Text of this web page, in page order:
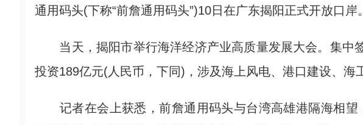
通用码头(下称“前詹通用码头”)10日在广东揭阳正式开放口岸。
当天，揭阳市举行海洋经济产业高质量发展大会。集中
投资189亿元(人民币，下同)，涉及海上风电、港口建设、海
记者在会上获悉，前詹通用码头与台湾高雄港隔海相望